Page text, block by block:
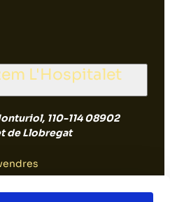
L'Hospitalet
110-114 08902
de Llobregat